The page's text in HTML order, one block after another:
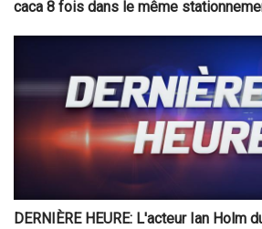
caca 8 fois dans le même
DERNIÈRE HEURE: L'acteur Ian Holm